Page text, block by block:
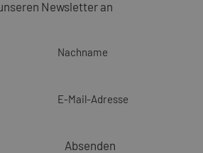
Newsletter an
Nachname
E-Mail-Adresse
Absenden